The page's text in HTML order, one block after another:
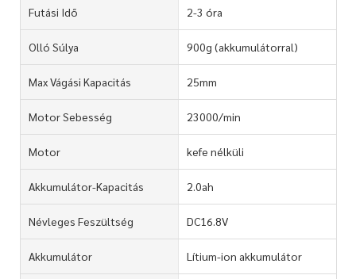
Futási Idő 2-3 óra
Olló Súlya 900g (akkumulátorral)
Max Vágási Kapacitás 25mm
Motor Sebesség 23000/min
Motor kefe nélküli
Akkumulátor-Kapacitás 2.0ah
Névleges Feszültség DC16.8V
Akkumulátor Lítium-ion akkumulátor